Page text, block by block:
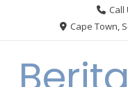
Call
Cape Town,